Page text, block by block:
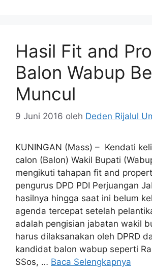
Hasil Fit and
Balon Wabup
Muncul
9 Juni 2016 oleh Deden Rijalul
KUNINGAN (Mass) – Kendati
calon (Balon) Wakil Bupati
mengikuti tahapan fit and
pengurus DPD PDI Perjuangan
hasilnya hingga saat ini belum
agenda tercepat setelah
adalah pengisian jabatan wakil
harus dilaksanakan oleh DPRD
kandidat balon wabup seperti
SSos, … Baca Selengkapnya